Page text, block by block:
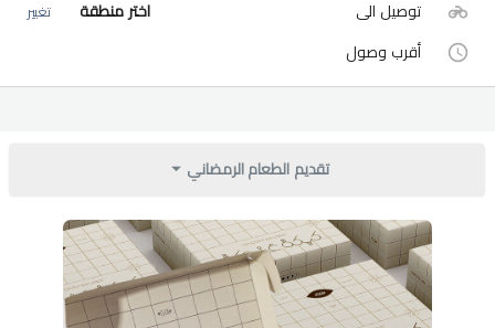
توصيل الى اختر منطقة تغيير
أقرب وصول
تقديم الطعام الرمضاني